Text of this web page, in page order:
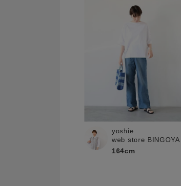
yoshie
web store BINGOYA
164cm